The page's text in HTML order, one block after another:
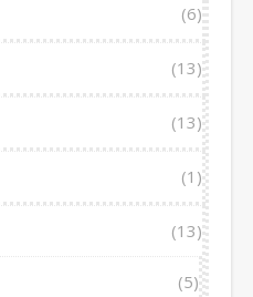
(6)
(13)
(13)
(1)
(13)
(5)